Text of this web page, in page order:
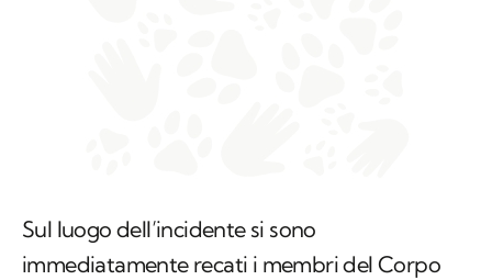
Sul luogo dell’incidente si sono
immediatamente recati i membri del Corpo